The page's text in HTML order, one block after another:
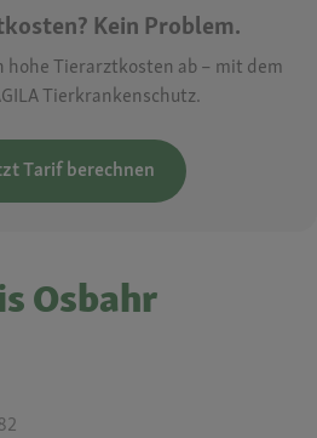
Kein Problem.
hohe Tierarztkosten ab – mit dem
Tierkrankenschutz.
Tarif berechnen
Osbahr